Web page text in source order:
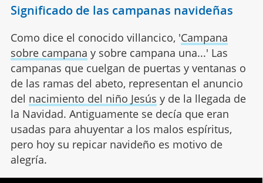
Significado de las campanas navideñas
Como dice el conocido villancico, 'Campana
sobre campana y sobre campana una...' Las
campanas que cuelgan de puertas y ventanas o
de las ramas del abeto, representan el anuncio
del nacimiento del niño Jesús y de la llegada de
la Navidad. Antiguamente se decía que eran
usadas para ahuyentar a los malos espíritus,
pero hoy su repicar navideño es motivo de
alegría.